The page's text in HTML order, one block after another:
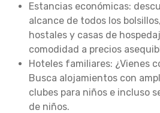
Estancias económicas:
alcance de todos los
hostales y casas de
comodidad a precios
Hoteles familiares: ¿Vienes
Busca alojamientos con
clubes para niños e incluso
de niños.